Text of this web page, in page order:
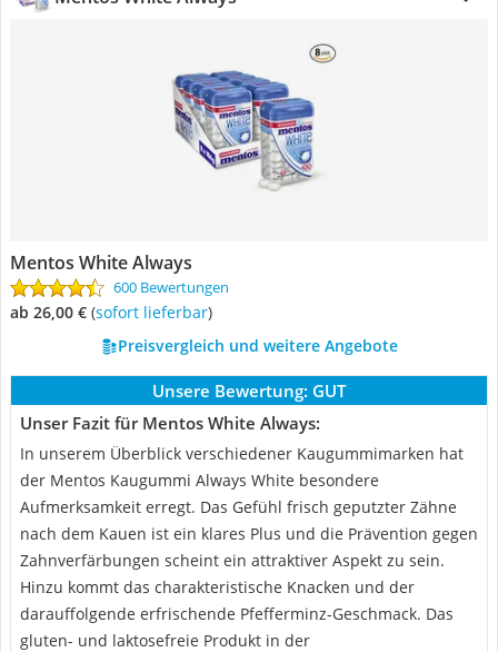
Mentos White Always
600 Bewertungen
ab 26,00 € ( Sofort lieferbar)
Preisvergleich und weitere Angebote
Unsere Bewertung: GUT
Unser Fazit für Mentos White Always:
In unserem Überblick verschiedener Kaugummimarken hat
der Mentos Kaugummi Always White besondere
Aufmerksamkeit erregt. Das Gefühl frisch geputzter Zähne
nach dem Kauen ist ein klares Plus und die Prävention gegen
Zahnverfärbungen scheint ein attraktiver Aspekt zu sein.
Hinzu kommt das charakteristische Knacken und der
darauffolgende erfrischende Pfefferminz-Geschmack. Das
gluten- und laktosefreie Produkt in der